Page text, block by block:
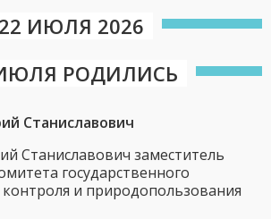
22 ИЮЛЯ 2026
РОДИЛИСЬ
Станиславович
Станиславович заместитель
государственного
контроля и природопользования